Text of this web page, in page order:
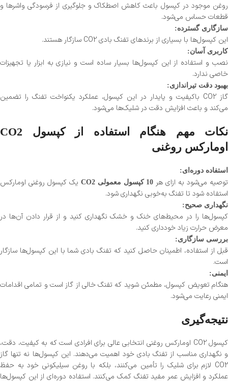
روغن موجود در کپسول باعث کاهش اصطکاک و جلوگیری از فرسودگی واشرها و
قطعات حساس می‌شود.
سازگاری گسترده:
این کپسول‌ها با بسیاری از برندهای تفنگ بادی CO2 سازگار هستند.
کاربری آسان:
نصب و استفاده از این کپسول‌ها بسیار ساده است و نیازی به ابزار یا تجهیزات
خاصی ندارد.
بهبود دقت تیراندازی:
گاز CO2 باکیفیت و پایدار در این کپسول، عملکرد یکنواخت تفنگ را تضمین
می‌کند و باعث افزایش دقت در شلیک‌ها می‌شود.
نکات مهم هنگام استفاده از کپسول CO2
اومارکس روغنی
استفاده دوره‌ای:
توصیه می‌شود به ازای هر 10 کپسول معمولی CO2
یک کپسول روغنی اومارکس
استفاده شود تا تفنگ به‌خوبی نگهداری شود.
نگهداری صحیح:
کپسول‌ها را در محیط‌های خنک و خشک نگهداری کنید و از قرار دادن آن‌ها در
معرض حرارت زیاد خودداری کنید.
بررسی سازگاری:
قبل از استفاده، اطمینان حاصل کنید که تفنگ بادی شما با این کپسول‌ها سازگار
است.
ایمنی:
هنگام تعویض کپسول، مطمئن شوید که تفنگ خالی از گاز است و تمامی اقدامات
ایمنی رعایت می‌شود.
نتیجه‌گیری
کپسول CO2 اومارکس روغنی انتخابی عالی برای افرادی است که به کیفیت، دقت،
و نگهداری مناسب از تفنگ بادی خود اهمیت می‌دهند. این کپسول‌ها نه تنها گاز
CO2 لازم برای شلیک را تأمین می‌کنند، بلکه با روغن سیلیکونی خود به حفظ
عملکرد و افزایش عمر مفید تفنگ کمک می‌کنند. استفاده دوره‌ای از این کپسول‌ها